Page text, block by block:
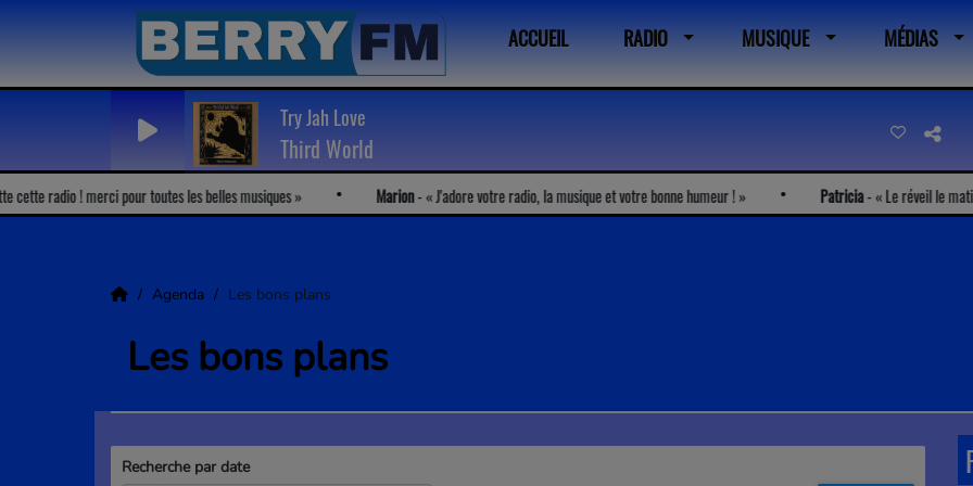
ACCUEIL RADIO MUSIQUE MÉDIAS
Try Jah Love
Third World
radio ! merci pour toutes les belles musiques Marion- J'adore votre radio, la musique et votre bonne humeur ! Patricia- Le réveil le matin
Agenda Les bons plans
Les bons plans
Recherche par date